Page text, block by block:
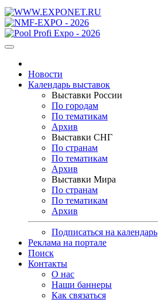
Новости
Календарь выставок
Выставки России
По городам
По тематикам
Архив
Выставки СНГ
По странам
По тематикам
Архив
Выставки Мира
По странам
По тематикам
Архив
Подписаться на календарь
Реклама на портале
Поиск
Контакты
О нас
Наши баннеры
Как связаться